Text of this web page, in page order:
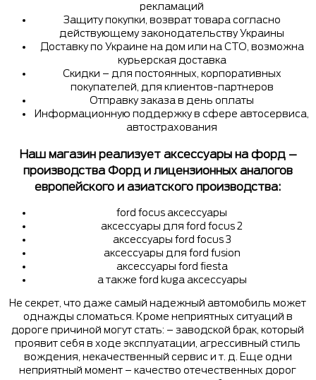
рекламаций
Защиту покупки, возврат товара согласно
действующему законодательству Украины
Доставку по Украине на дом или на СТО, возможна
курьерская доставка
Скидки – для постоянных, корпоративных
покупателей, для клиентов-партнеров
Отправку заказа в день оплаты
Информационную поддержку в сфере автосервиса,
автострахования
Наш магазин реализует аксессуары на форд –
производства Форд и лицензионных аналогов
европейского и азиатского производства:
ford focus аксессуары
аксессуары для ford focus 2
аксессуары ford focus 3
аксессуары для ford fusion
аксессуары ford fiesta
а также ford kuga аксессуары
Не секрет, что даже самый надежный автомобиль может
однажды сломаться. Кроме неприятных ситуаций в
дороге причиной могут стать: – заводской брак, который
проявит себя в ходе эксплуатации, агрессивный стиль
вождения, некачественный сервис и т. д. Еще одни
неприятный момент – качество отечественных дорог